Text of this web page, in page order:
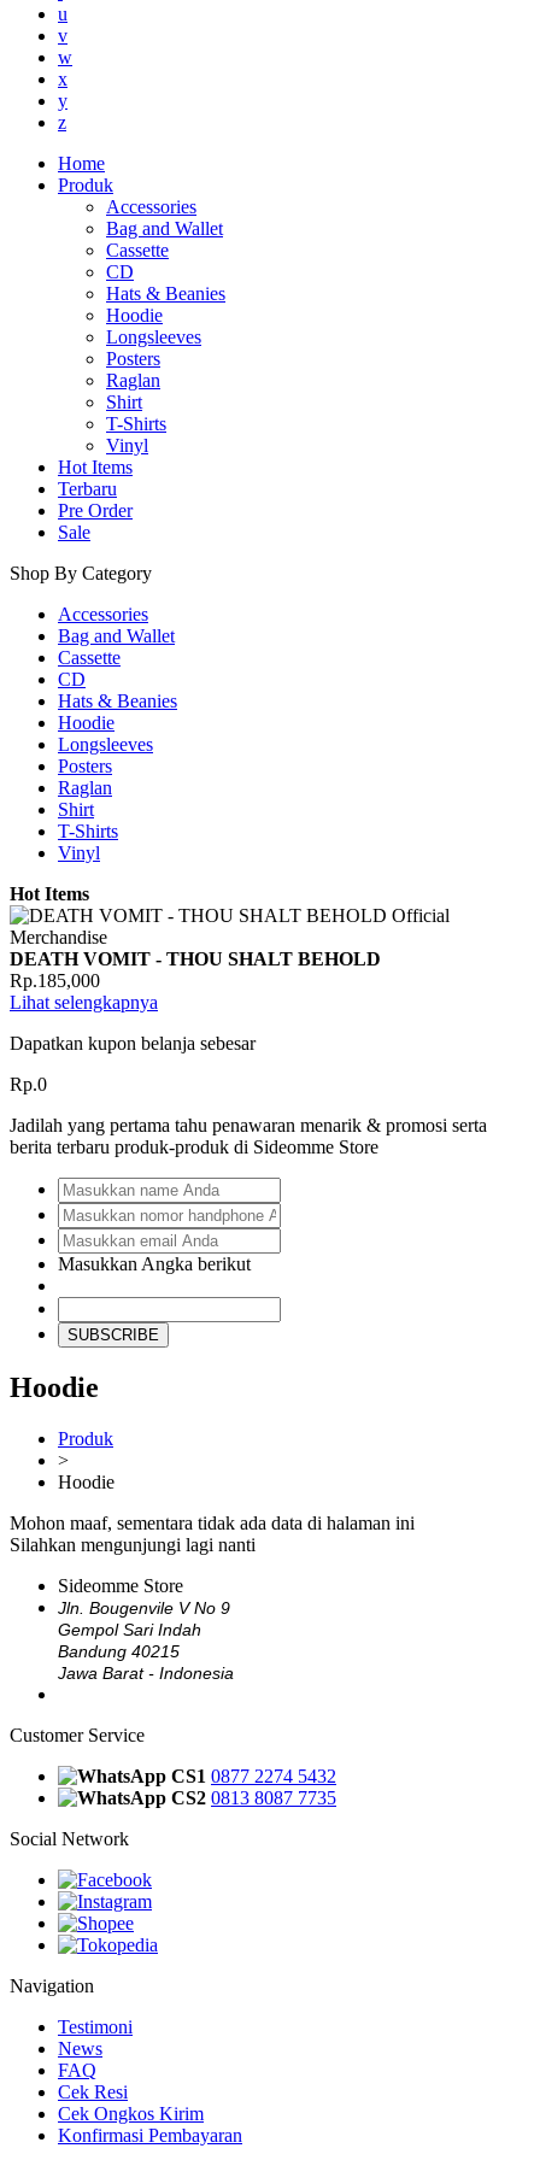
u
v
w
x
y
z
Home
Produk
Accessories
Bag and Wallet
Cassette
CD
Hats & Beanies
Hoodie
Longsleeves
Posters
Raglan
Shirt
T-Shirts
Vinyl
Hot Items
Terbaru
Pre Order
Sale
Shop By Category
Accessories
Bag and Wallet
Cassette
CD
Hats & Beanies
Hoodie
Longsleeves
Posters
Raglan
Shirt
T-Shirts
Vinyl
Hot Items
DEATH VOMIT - THOU SHALT BEHOLD
Rp.185,000
Lihat selengkapnya
Dapatkan kupon belanja sebesar
Rp.0
Jadilah yang pertama tahu penawaran menarik & promosi serta
berita terbaru produk-produk di Sideomme Store
Masukkan Angka berikut
SUBSCRIBE
Hoodie
Produk
>
Hoodie
Mohon maaf, sementara tidak ada data di halaman ini
Silahkan mengunjungi lagi nanti
Sideomme Store
Jln. Bougenvile V No 9
Gempol Sari Indah
Bandung 40215
Jawa Barat - Indonesia
Customer Service
CS1 0877 2274 5432
CS2 0813 8087 7735
Social Network
Navigation
Testimoni
News
FAQ
Cek Resi
Cek Ongkos Kirim
Konfirmasi Pembayaran